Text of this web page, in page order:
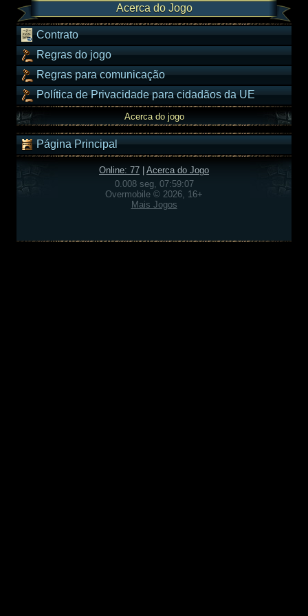
Acerca do Jogo
Contrato
Regras do jogo
Regras para comunicação
Política de Privacidade para cidadãos da UE
Acerca do jogo
Página Principal
Online: 77
Acerca do Jogo
0.008 seg, 07:59:07
Overmobile © 2026, 16+
Mais Jogos